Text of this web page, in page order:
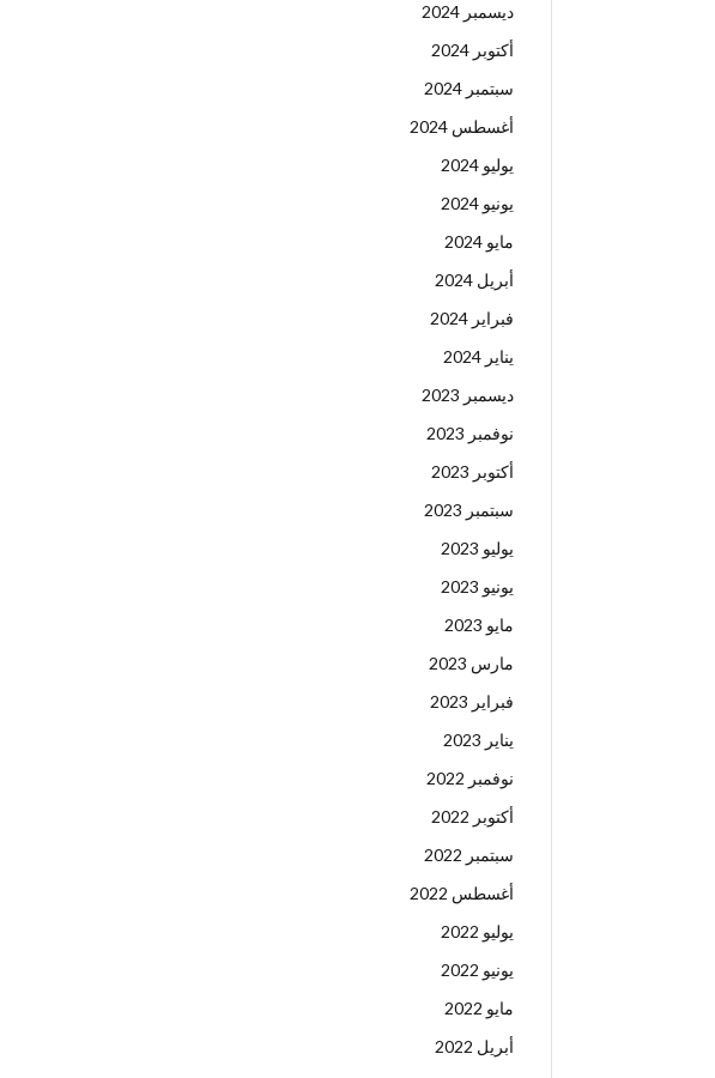
ديسمبر 2024
أكتوبر 2024
سبتمبر 2024
أغسطس 2024
يوليو 2024
يونيو 2024
مايو 2024
أبريل 2024
فبراير 2024
يناير 2024
ديسمبر 2023
نوفمبر 2023
أكتوبر 2023
سبتمبر 2023
يوليو 2023
يونيو 2023
مايو 2023
مارس 2023
فبراير 2023
يناير 2023
نوفمبر 2022
أكتوبر 2022
سبتمبر 2022
أغسطس 2022
يوليو 2022
يونيو 2022
مايو 2022
أبريل 2022